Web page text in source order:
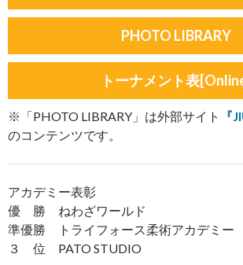
PHOTO LIBRARY
トーナメント表
※「PHOTO LIBRARY」は外部サイト
『
のコンテンツです。
アカデミー表彰
優 勝 ねわざワールド
準優勝 トライフォース柔術アカデミー
３ 位 PATO STUDIO